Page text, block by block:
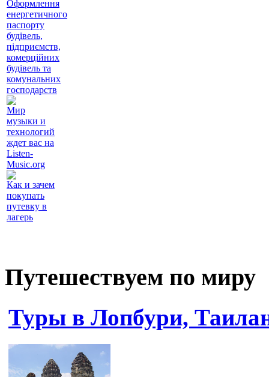
Оформлення
енергетичного
паспорту
будівель,
підприємств,
комерційних
будівель та
комунальних
господарств
Мир
музыки и
технологий
ждет вас на
Listen-
Music.org
Как и зачем
покупать
путевку в
лагерь
Путешествуем по миру
Туры в Лопбури,